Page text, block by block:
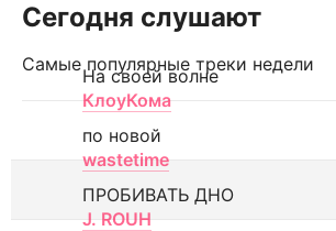
Сегодня слушают
Самые популярные треки недели
На своей волне
КлоуКома
по новой
wastetime
ПРОБИВАТЬ ДНО
J. ROUH